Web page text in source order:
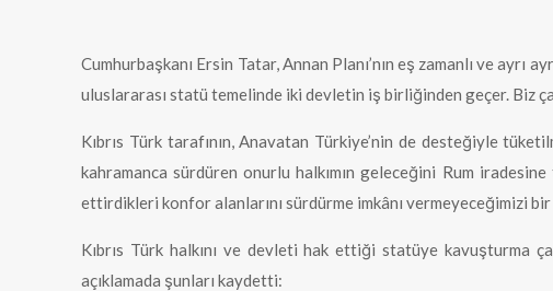
Cumhurbaşkanı Ersin Tatar, Annan Planı’nın eş zamanlı ve ayrı
uluslararası statü temelinde iki devletin iş birliğinden geçer. Biz
Kıbrıs Türk tarafının, Anavatan Türkiye’nin de desteğiyle
kahramanca sürdüren onurlu halkımın geleceğini Rum
ettirdikleri konfor alanlarını sürdürme imkânı vermeyeceğimizi
Kıbrıs Türk halkını ve devleti hak ettiği statüye kavuşturma
açıklamada şunları kaydetti: